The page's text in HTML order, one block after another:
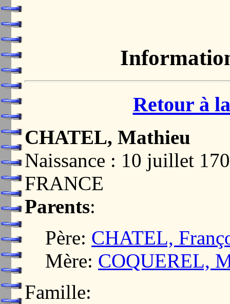
Retour à
CHATEL, Mathieu
Naissance : 10 juillet
FRANCE
Parents:
Père: CHATEL,
Mère: COQUEREL,
Famille: